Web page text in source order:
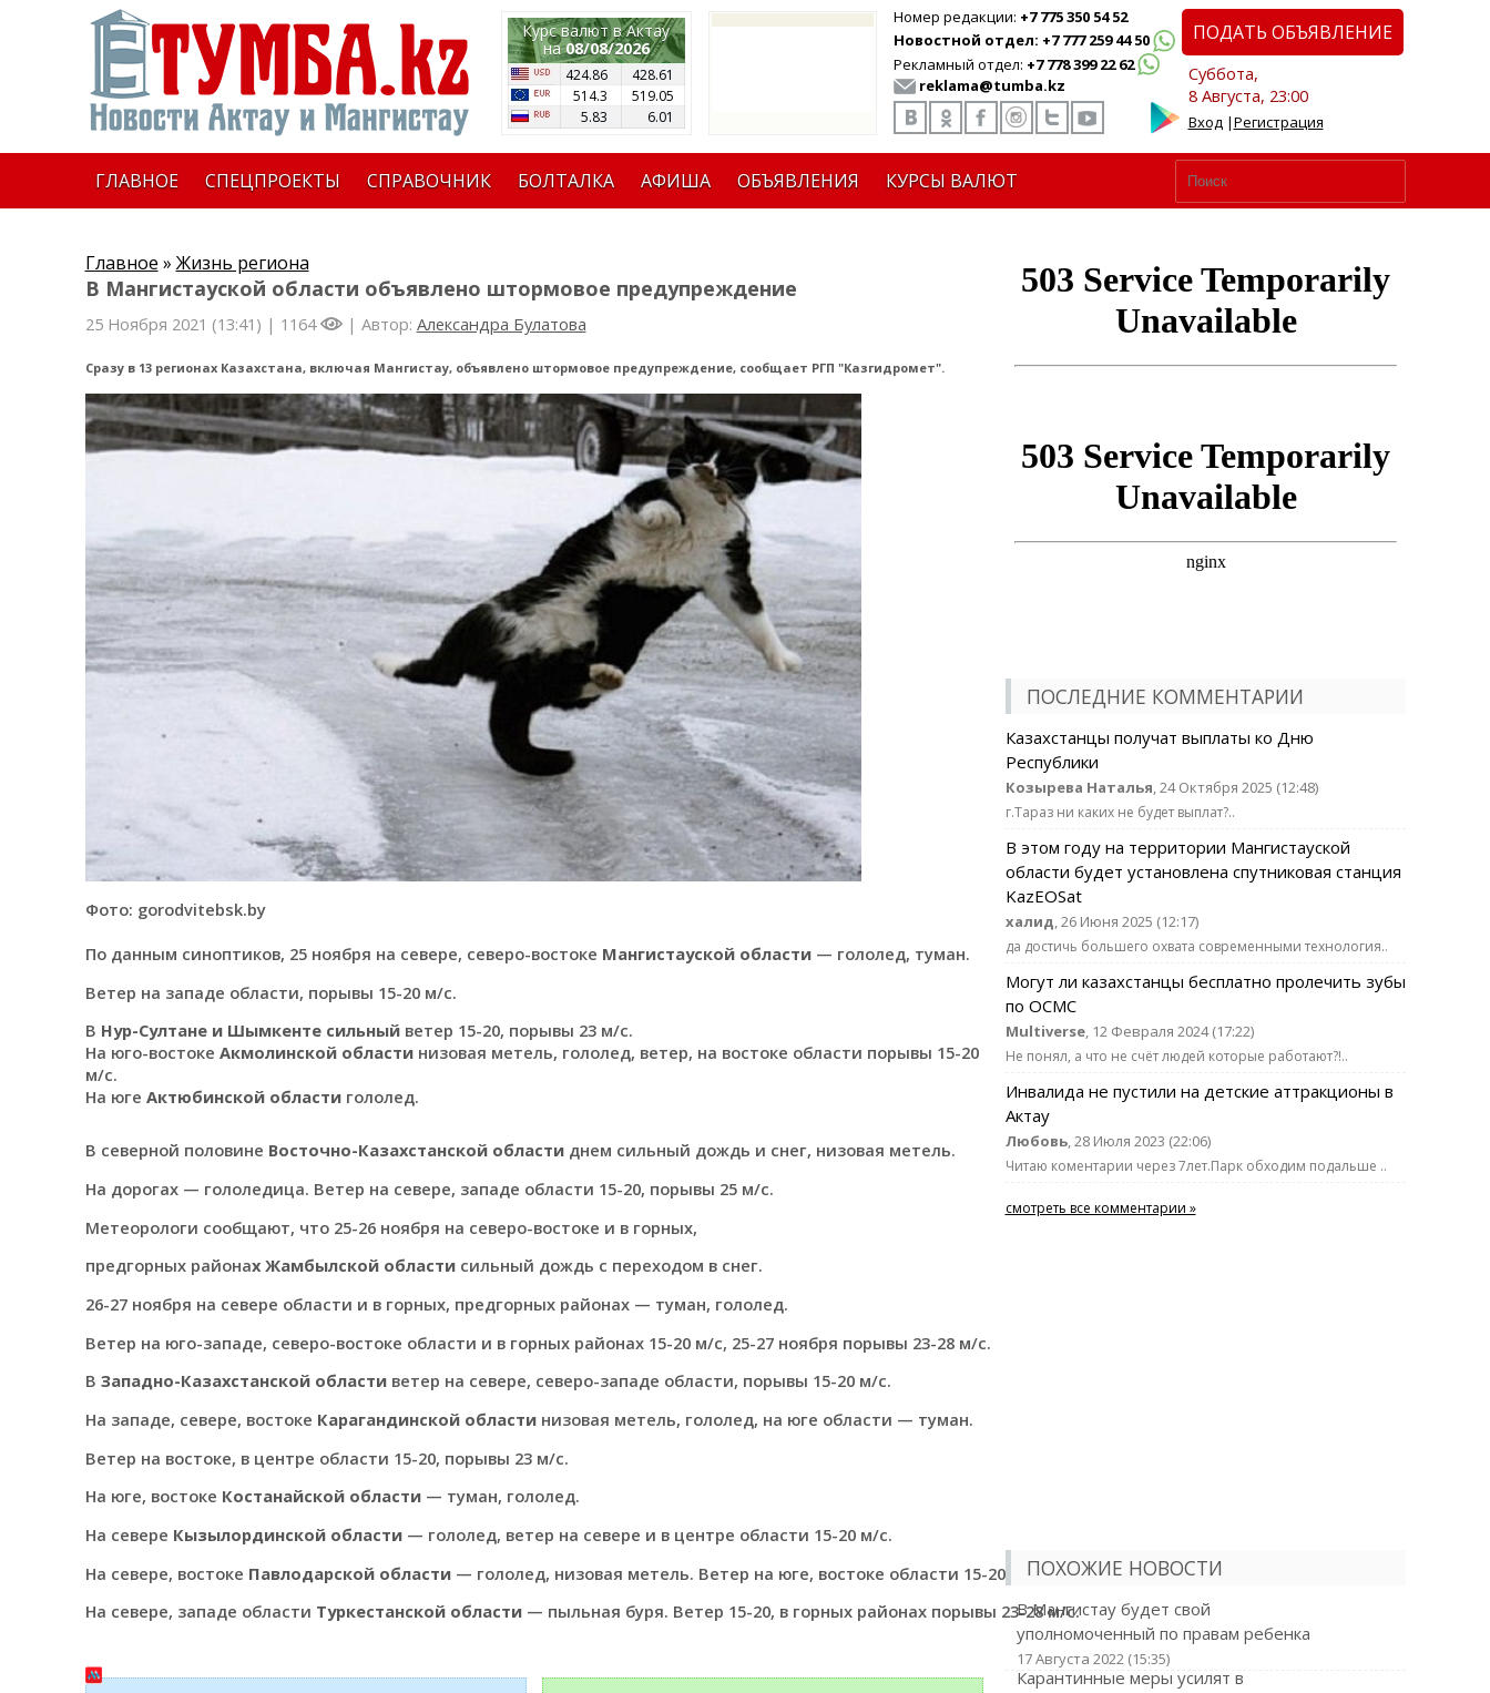
Курс валют в Актау
на08/08/2026
424.86
428.61
514.3
519.05
5.83
6.01
Номер редакции: +7 775 350 54 52
Новостной отдел: +7 777 259 44 50
Рекламный отдел: +7 778 399 22 62
reklama@tumba.kz
ПОДАТЬ ОБЪЯВЛЕНИЕ
Суббота,
8 Августа, 23:00
Вход|Регистрация
ГЛАВНОЕ СПЕЦПРОЕКТЫ СПРАВОЧНИК БОЛТАЛКА АФИША ОБЪЯВЛЕНИЯ КУРСЫ ВАЛЮТ
Главное » Жизнь региона
В Мангистауской области объявлено штормовое предупреждение
25 Ноября 2021 (13:41) | 1164 | Автор: Александра Булатова
Сразу в 13 регионах Казахстана, включая Мангистау, объявлено штормовое предупреждение, сообщает РГП "Казгидромет".
Фото: gorodvitebsk.by
По данным синоптиков, 25 ноября на севере, северо-востоке Мангистауской области— гололед, туман.
Ветер на западе области, порывы 15-20 м/с.
В Нур-Султане и Шымкенте сильный ветер 15-20, порывы 23 м/с.
На юго-востоке Акмолинской областинизовая метель, гололед, ветер, на востоке области порывы 15-20
м/с.
На юге Актюбинской областигололед.
В северной половине Восточно-Казахстанской областиднем сильный дождь и снег, низовая метель.
На дорогах — гололедица. Ветер на севере, западе области 15-20, порывы 25 м/с.
Метеорологи сообщают, что 25-26 ноября на северо-востоке и в горных,
предгорных районах Жамбылской областисильный дождь с переходом в снег.
26-27 ноября на севере области и в горных, предгорных районах — туман, гололед.
Ветер на юго-западе, северо-востоке области и в горных районах 15-20 м/с, 25-27 ноября порывы 23-28 м/с.
В Западно-Казахстанской областиветер на севере, северо-западе области, порывы 15-20 м/с.
На западе, севере, востоке Карагандинской областинизовая метель, гололед, на юге области — туман.
Ветер на востоке, в центре области 15-20, порывы 23 м/с.
На юге, востоке Костанайской области— туман, гололед.
На севере Кызылординской области— гололед, ветер на севере и в центре области 15-20 м/с.
На севере, востоке Павлодарской области— гололед, низовая метель. Ветер на юге, востоке области 15-20 м/с.
На севере, западе области Туркестанской области— пыльная буря. Ветер 15-20, в горных районах порывы 23-28 м/с.
ПОСЛЕДНИЕ КОММЕНТАРИИ
Казахстанцы получат выплаты ко Дню
Республики
Козырева Наталья, 24 Октября 2025 (12:48)
г.Тараз ни каких не будет выплат?..
В этом году на территории Мангистауской
области будет установлена спутниковая станция
KazEOSat
халид, 26 Июня 2025 (12:17)
да достичь большего охвата современными технология..
Могут ли казахстанцы бесплатно пролечить зубы
по ОСМС
Multiverse, 12 Февраля 2024 (17:22)
Не понял, а что не счёт людей которые работают?!..
Инвалида не пустили на детские аттракционы в
Актау
Любовь, 28 Июля 2023 (22:06)
Читаю коментарии через 7лет.Парк обходим подальше ..
смотреть все комментарии »
ПОХОЖИЕ НОВОСТИ
В Мангистау будет свой
уполномоченный по правам ребенка
17 Августа 2022 (15:35)
Карантинные меры усилят в